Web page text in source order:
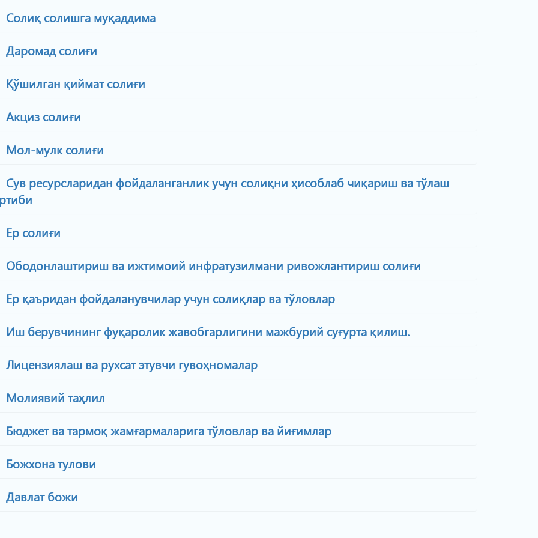
Солиқ солишга муқаддима
Даромад солиғи
Қўшилган қиймат солиғи
Акциз солиғи
Мол-мулк солиғи
Сув ресурсларидан фойдаланганлик учун солиқни ҳисоблаб чиқариш ва тўлаш
Ер солиғи
Ободонлаштириш ва ижтимоий инфратузилмани ривожлантириш солиғи
Ер қаъридан фойдаланувчилар учун солиқлар ва тўловлар
Иш берувчининг фуқаролик жавобгарлигини мажбурий суғурта қилиш.
Лицензиялаш ва рухсат этувчи гувоҳномалар
Молиявий таҳлил
Бюджет ва тармоқ жамғармаларига тўловлар ва йиғимлар
Божхона тулови
Давлат божи